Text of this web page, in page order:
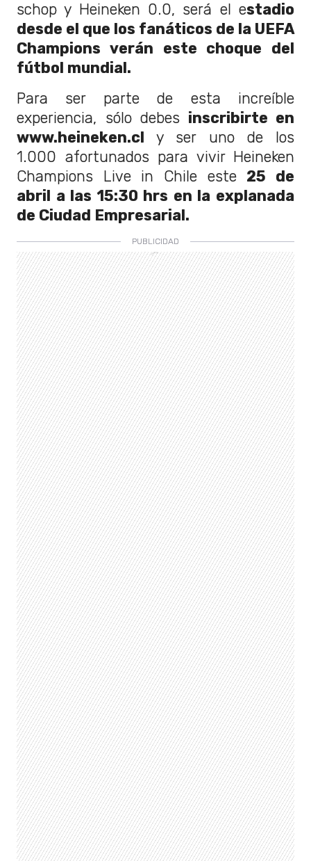
schop y Heineken 0.0, será el estadio
desde el que los fanáticos de la UEFA
Champions verán este choque del
fútbol mundial.
Para ser parte de esta increíble
experiencia, sólo debes inscribirte en
www.heineken.cl
y ser uno de los
1.000 afortunados para vivir Heineken
Champions Live in Chile este 25 de
abril a las 15:30 hrs en la explanada
de Ciudad Empresarial.